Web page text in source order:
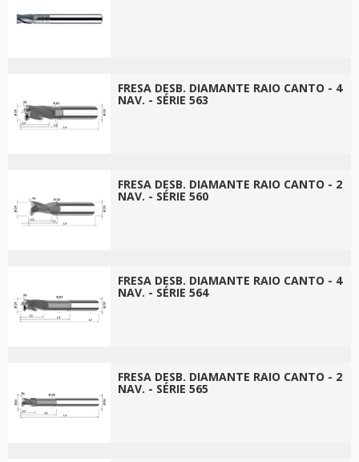
FRESA DESB. DIAMANTE RAIO CANTO - 4
NAV. - SÉRIE 563
FRESA DESB. DIAMANTE RAIO CANTO - 2
NAV. - SÉRIE 560
FRESA DESB. DIAMANTE RAIO CANTO - 4
NAV. - SÉRIE 564
FRESA DESB. DIAMANTE RAIO CANTO - 2
NAV. - SÉRIE 565